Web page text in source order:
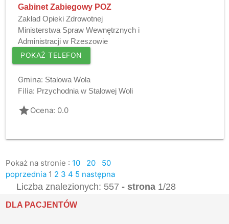
Gabinet Zabiegowy POZ
Zakład Opieki Zdrowotnej
Ministerstwa Spraw Wewnętrznych i
Administracji w Rzeszowie
POKAŻ TELEFON
Gmina: Stalowa Wola
Filia: Przychodnia w Stalowej Woli
gradeOcena: 0.0
Pokaż na stronie : 10 20
50
poprzednia 1 2 3 4 5 następna
Liczba znalezionych: 557 - strona 1/28
DLA PACJENTÓW